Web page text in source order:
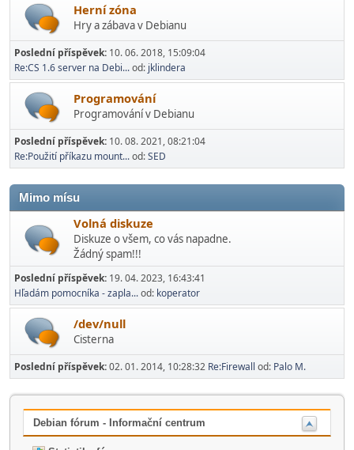
Herní­ zóna
Hry a zábava v Debianu
Poslední příspěvek: 10. 06. 2018, 15:09:04
Re:CS 1.6 server na Debi...od: jklindera
Programování
Programování v Debianu
Poslední příspěvek: 10. 08. 2021, 08:21:04
Re:Použití příkazu mount...od:SED
Mimo mí­su
Volná diskuze
Diskuze o všem, co vás napadne.
Žádný spam!!!
Poslední příspěvek: 19. 04. 2023, 16:43:41
Hľadám pomocníka - zapla...od: koperator
/dev/null
Cisterna
Poslední příspěvek:02. 01. 2014, 10:28:32 Re:Firewall od: Palo M.
Debian fórum - Informační centrum